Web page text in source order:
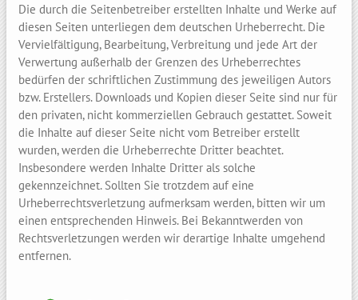
Die durch die Seitenbetreiber erstellten Inhalte und Werke auf
diesen Seiten unterliegen dem deutschen Urheberrecht. Die
Vervielfältigung, Bearbeitung, Verbreitung und jede Art der
Verwertung außerhalb der Grenzen des Urheberrechtes
bedürfen der schriftlichen Zustimmung des jeweiligen Autors
bzw. Erstellers. Downloads und Kopien dieser Seite sind nur für
den privaten, nicht kommerziellen Gebrauch gestattet. Soweit
die Inhalte auf dieser Seite nicht vom Betreiber erstellt
wurden, werden die Urheberrechte Dritter beachtet.
Insbesondere werden Inhalte Dritter als solche
gekennzeichnet. Sollten Sie trotzdem auf eine
Urheberrechtsverletzung aufmerksam werden, bitten wir um
einen entsprechenden Hinweis. Bei Bekanntwerden von
Rechtsverletzungen werden wir derartige Inhalte umgehend
entfernen.